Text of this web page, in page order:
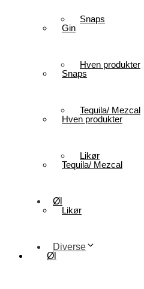
Snaps
Hven produkter
Tequila/ Mezcal
Likør
Øl
Diverse
Gin
Snaps
Hven produkter
Tequila/ Mezcal
Likør
Øl